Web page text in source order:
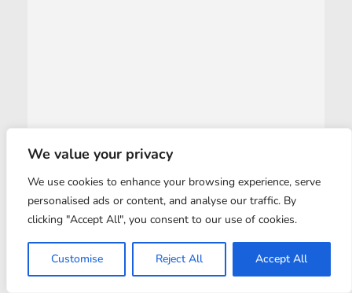
We value your privacy
We use cookies to enhance your browsing experience, serve
personalised ads or content, and analyse our traffic. By
clicking "Accept All", you consent to our use of cookies.
Customise Reject All Accept All